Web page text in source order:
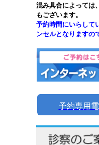
混み具合によっては
もございます。
予約時間にいらして
ンセルとなりますの
予約専用